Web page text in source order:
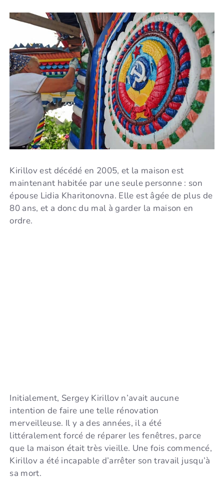
Kirillov est décédé en 2005, et la maison est
maintenant habitée par une seule personne : son
épouse Lidia Kharitonovna. Elle est âgée de plus de
80 ans, et a donc du mal à garder la maison en
ordre.
Initialement, Sergey Kirillov n’avait aucune
intention de faire une telle rénovation
merveilleuse. Il y a des années, il a été
littéralement forcé de réparer les fenêtres, parce
que la maison était très vieille. Une fois commencé,
Kirillov a été incapable d’arrêter son travail jusqu’à
sa mort.